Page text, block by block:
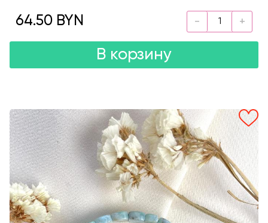
64.50 BYN
В корзину